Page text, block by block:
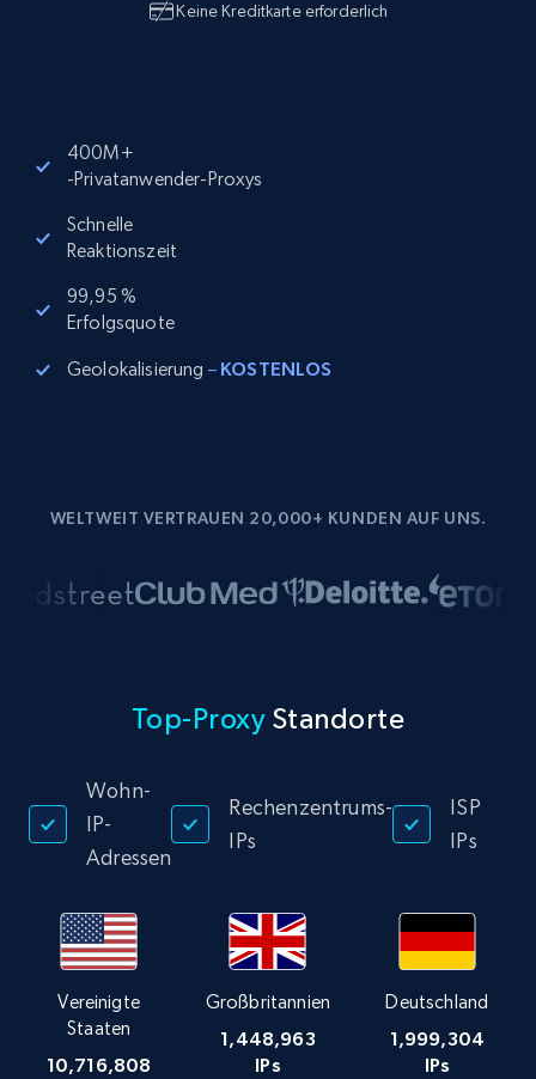
Keine Kreditkarte erforderlich
400M+
-Privatanwender-Proxys
Schnelle
Reaktionszeit
99,95 %
Erfolgsquote
Geolokalisierung – KOSTENLOS
WELTWEIT VERTRAUEN 20,000+ KUNDEN AUF UNS.
Top-ProxyStandorte
Wohn-
IP-
Adressen
Rechenzentrums-
IPs
ISP
IPs
Vereinigte
Staaten
10,716,808
Großbritannien
1,448,963
IPs
Deutschland
1,999,304
IPs